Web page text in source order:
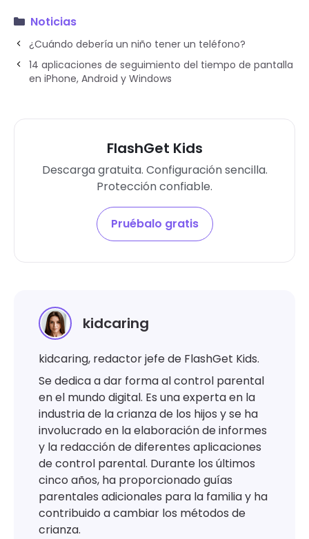
Noticias
¿Cuándo debería un niño tener un teléfono?
14 aplicaciones de seguimiento del tiempo de pantalla
en iPhone, Android y Windows
FlashGet Kids
Descarga gratuita. Configuración sencilla.
Protección confiable.
Pruébalo gratis
kidcaring
kidcaring, redactor jefe de FlashGet Kids.
Se dedica a dar forma al control parental
en el mundo digital. Es una experta en la
industria de la crianza de los hijos y se ha
involucrado en la elaboración de informes
y la redacción de diferentes aplicaciones
de control parental. Durante los últimos
cinco años, ha proporcionado guías
parentales adicionales para la familia y ha
contribuido a cambiar los métodos de
crianza.